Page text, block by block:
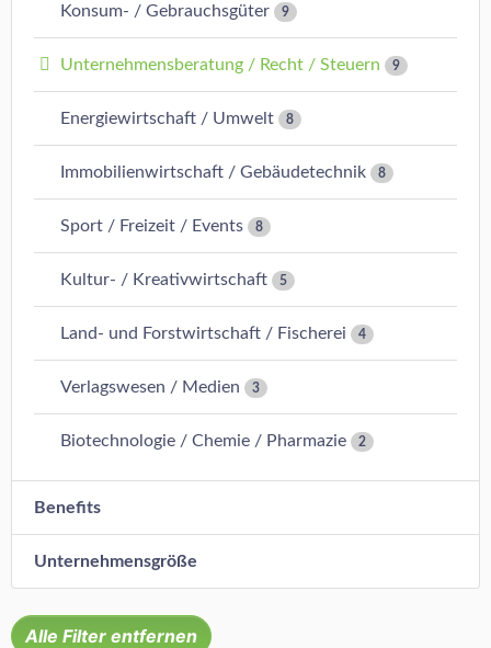
Konsum- / Gebrauchsgüter 9
Unternehmensberatung / Recht / Steuern 9
Energiewirtschaft / Umwelt 8
Immobilienwirtschaft / Gebäudetechnik 8
Sport / Freizeit / Events 8
Kultur- / Kreativwirtschaft 5
Land- und Forstwirtschaft / Fischerei 4
Verlagswesen / Medien 3
Biotechnologie / Chemie / Pharmazie 2
Benefits
Unternehmensgröße
Alle Filter entfernen